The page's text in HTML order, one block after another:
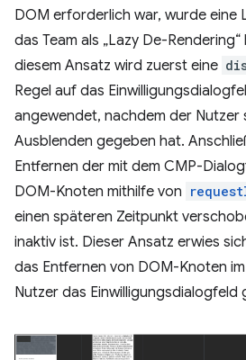
DOM erforderlich war, wurde eine
das Team als „Lazy De-
diesem Ansatz wird zuerst eine
Regel auf das
angewendet, nachdem der Nutzer
Ausblenden gegeben hat.
Entfernen der mit dem CMP-
DOM-Knoten mithilfe von
einen späteren Zeitpunkt
inaktiv ist. Dieser Ansatz erwies
das Entfernen von DOM-Knoten
Nutzer das Einwilligungsdialogfeld